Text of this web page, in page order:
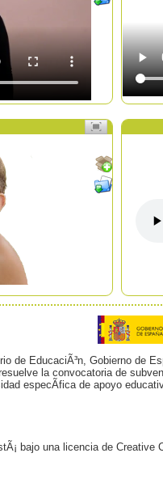
de EducaciÃ³n, Gobierno de
la convocatoria de
especÃ­fica de apoyo
bajo una licencia de Creative